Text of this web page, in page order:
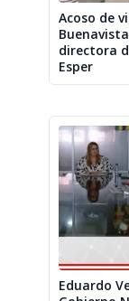
Acoso de
directora
Esper
Eduardo